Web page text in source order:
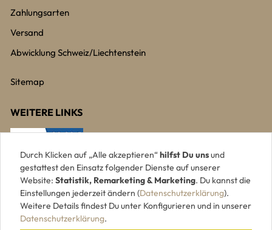
Zahlungsarten
Versand
Abwicklung Schweiz/Liechtenstein
Sitemap
WEITERE LINKS
Durch Klicken auf „Alle akzeptieren“ hilfst Du unsund
gestattest den Einsatz folgender Dienste auf unserer
Website: Statistik, Remarketing & Marketing. Du kannst die
Einstellungen jederzeit ändern (Datenschutzerklärung).
Weitere Details findest Du unter Konfigurieren und in unserer
Datenschutzerklärung.